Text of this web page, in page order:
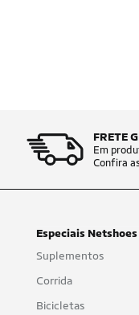
FRETE
Em
Confira
Especiais Netshoes
Suplementos
Corrida
Bicicletas